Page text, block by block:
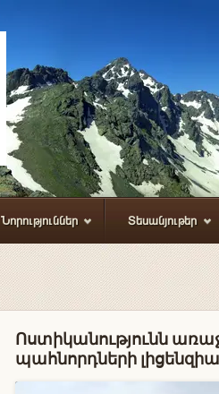
Նորություններ Տեսանյութեր
Ոստիկանությունն
պահնորդների